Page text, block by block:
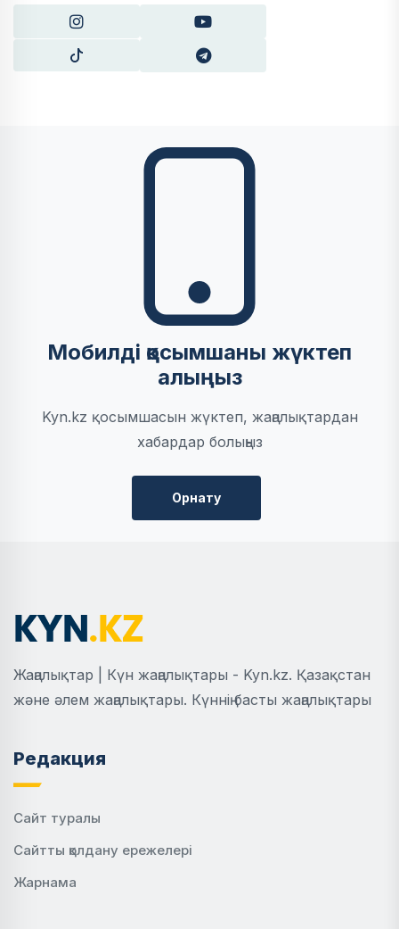
Мобилді қосымшаны жүктеп
алыңыз
Kyn.kz қосымшасын жүктеп, жаңалықтардан
хабардар болыңыз
Орнату
Жаңалықтар | Күн жаңалықтары - Kyn.kz. Қазақстан
және әлем жаңалықтары. Күннің басты жаңалықтары
Редакция
Сайт туралы
Сайтты қолдану ережелері
Жарнама